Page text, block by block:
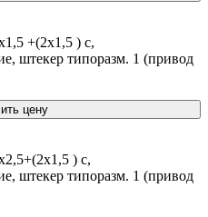
+(2x1,5 ) c,
штекер типоразм. 1 (привод
цену
) c,
штекер типоразм. 1 (привод